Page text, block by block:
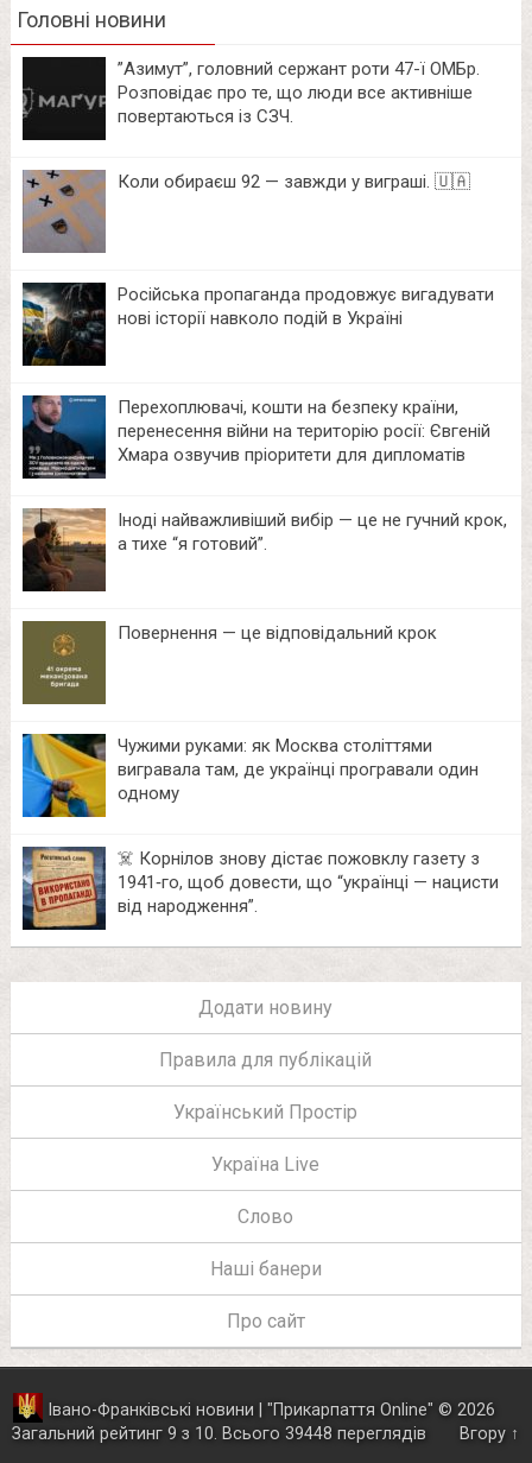
Головні новини
⁨”Азимут”, головний сержант роти 47-ї ОМБр.
Розповідає про те, що люди все активніше
повертаються із СЗЧ.
Коли обираєш 92 — завжди у виграші. 🇺🇦
Російська пропаганда продовжує вигадувати
нові історії навколо подій в Україні
Перехоплювачі, кошти на безпеку країни,
перенесення війни на територію росії: Євгеній
Хмара озвучив пріоритети для дипломатів
Іноді найважливіший вибір — це не гучний крок,
а тихе “я готовий”.
Повернення — це відповідальний крок
Чужими руками: як Москва століттями
вигравала там, де українці програвали один
одному
☠️ Корнілов знову дістає пожовклу газету з
1941‑го, щоб довести, що “українці — нацисти
від народження”.
Додати новину
Правила для публікацій
Український Простір
Україна Live
Слово
Наші банери
Про сайт
Івано-Франківські новини | "Прикарпаття Online" © 2026
Загальний рейтинг9 з 10. Всього39448 переглядів Вгору ↑